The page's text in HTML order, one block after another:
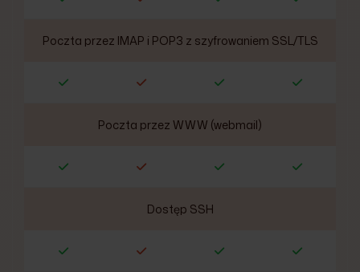
Poczta przez IMAP i POP3 z szyfrowaniem SSL/TLS
Poczta przez WWW (webmail)
Dostęp SSH